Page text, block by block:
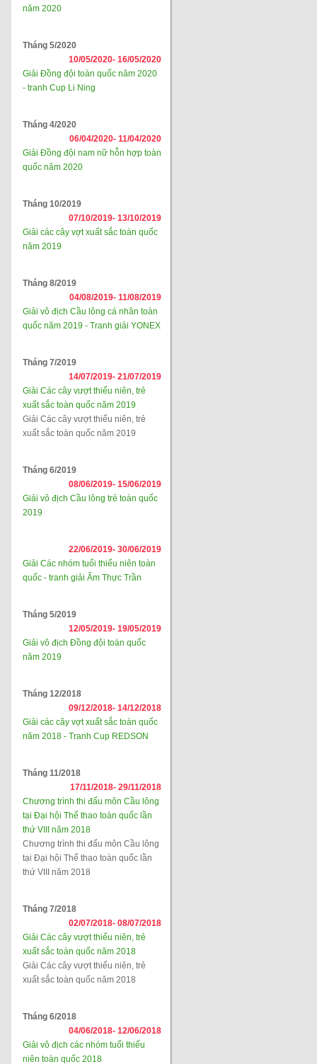
năm 2020
Tháng 5/2020
10/05/2020- 16/05/2020
Giải Đồng đội toàn quốc năm 2020
- tranh Cup Li Ning
Tháng 4/2020
06/04/2020- 11/04/2020
Giải Đồng đội nam nữ hỗn hợp toàn
quốc năm 2020
Tháng 10/2019
07/10/2019- 13/10/2019
Giải các cây vợt xuất sắc toàn quốc
năm 2019
Tháng 8/2019
04/08/2019- 11/08/2019
Giải vô địch Cầu lông cá nhân toàn
quốc năm 2019 - Tranh giải YONEX
Tháng 7/2019
14/07/2019- 21/07/2019
Giải Các cây vượt thiếu niên, trẻ
xuất sắc toàn quốc năm 2019
Giải Các cây vượt thiếu niên, trẻ
xuất sắc toàn quốc năm 2019
Tháng 6/2019
08/06/2019- 15/06/2019
Giải vô địch Cầu lông trẻ toàn quốc
2019
22/06/2019- 30/06/2019
Giải Các nhóm tuổi thiếu niên toàn
quốc - tranh giải Ẩm Thực Trần
Tháng 5/2019
12/05/2019- 19/05/2019
Giải vô địch Đồng đội toàn quốc
năm 2019
Tháng 12/2018
09/12/2018- 14/12/2018
Giải các cây vợt xuất sắc toàn quốc
năm 2018 - Tranh Cup REDSON
Tháng 11/2018
17/11/2018- 29/11/2018
Chương trình thi đấu môn Cầu lông
tại Đại hội Thể thao toàn quốc lần
thứ VIII năm 2018
Chương trình thi đấu môn Cầu lông
tại Đại hội Thể thao toàn quốc lần
thứ VIII năm 2018
Tháng 7/2018
02/07/2018- 08/07/2018
Giải Các cây vượt thiếu niên, trẻ
xuất sắc toàn quốc năm 2018
Giải Các cây vượt thiếu niên, trẻ
xuất sắc toàn quốc năm 2018
Tháng 6/2018
04/06/2018- 12/06/2018
Giải vô địch các nhóm tuổi thiếu
niên toàn quốc 2018